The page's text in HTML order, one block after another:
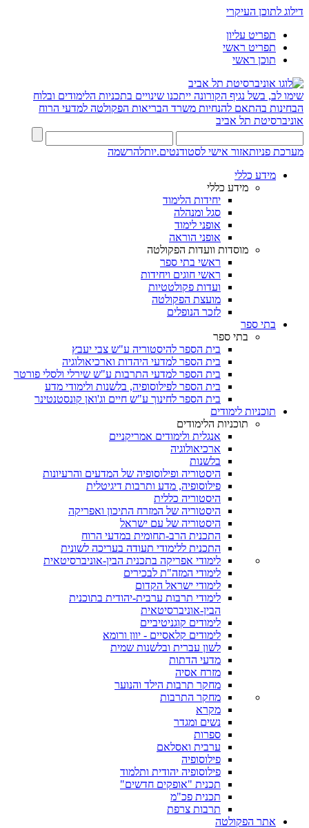
דילוג לתוכן העיקרי
תפריט עליון
תפריט ראשי
תוכן ראשי
שימו לב, בשל נגיף הקורונה ייתכנו שינויים בתכניות הלימודים ובלוח
הבחינות בהתאם להנחיות משרד הבריאות הפקולטה למדעי הרוח
אוניברסיטת תל אביב
מערכת פניותאזור אישי לסטודנטים.יותלהרשמה
מידע כללי
מידע כללי
יחידות הלימוד
סגל ומנהלה
אופני לימוד
אופני הוראה
מוסדות וועדות הפקולטה
ראשי בתי ספר
ראשי חוגים ויחידות
ועדות פקולטטיות
מועצת הפקולטה
לזכר הנופלים
בתי ספר
בתי ספר
בית הספר להיסטוריה ע"ש צבי יעבץ
בית הספר למדעי היהדות וארכיאולוגיה
בית הספר למדעי התרבות ע"ש שירלי ולסלי פורטר
בית הספר לפילוסופיה, בלשנות ולימודי מדע
בית הספר לחינוך ע"ש חיים וג'ואן קונסטנטינר
תוכניות לימודים
תוכניות הלימודים
אנגלית ולימודים אמריקניים
ארכיאולוגיה
בלשנות
היסטוריה ופילוסופיה של המדעים והרעיונות
פילוסופיה, מדע ותרבות דיגיטלית
היסטוריה כללית
היסטוריה של המזרח התיכון ואפריקה
היסטוריה של עם ישראל
התכנית הרב-תחומית במדעי הרוח
התכנית ללימודי תעודה בעריכה לשונית
לימודי אפריקה בתכנית הבין-אוניברסיטאית
לימודי המזה"ת לבכירים
לימודי ישראל הקדום
לימודי תרבות ערבית-יהודית בתוכנית
הבין-אוניברסיטאית
לימודים קוגניטיביים
לימודים קלאסיים - יוון ורומא
לשון עברית ובלשנות שמית
מדעי הדתות
מזרח אסיה
מחקר תרבות הילד והנוער
מחקר התרבות
מקרא
נשים ומגדר
ספרות
ערבית ואסלאם
פילוסופיה
פילוסופיה יהודית ותלמוד
תכנית "אופקים חדשים"
תכנית פכ"מ
תרבות צרפת
אתר הפקולטה